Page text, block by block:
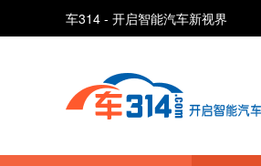
车314 - 开启智能汽车新视界